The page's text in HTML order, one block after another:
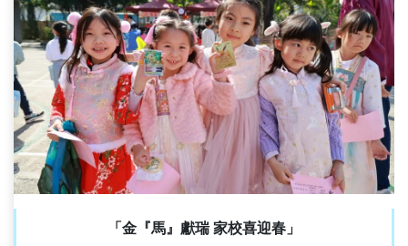
「金『馬』獻瑞 家校喜迎春」